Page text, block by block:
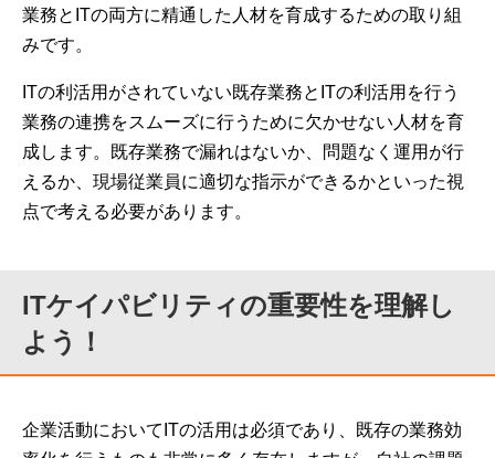
業務とITの両方に精通した人材を育成するための取り組
みです。
ITの利活用がされていない既存業務とITの利活用を行う
業務の連携をスムーズに行うために欠かせない人材を育
成します。既存業務で漏れはないか、問題なく運用が行
えるか、現場従業員に適切な指示ができるかといった視
点で考える必要があります。
ITケイパビリティの重要性を理解し
よう！
企業活動においてITの活用は必須であり、既存の業務効